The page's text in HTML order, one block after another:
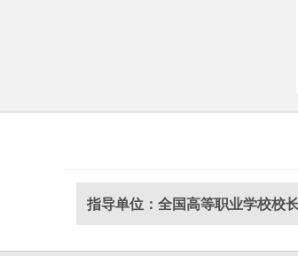
指导单位：全国高等职业学校校